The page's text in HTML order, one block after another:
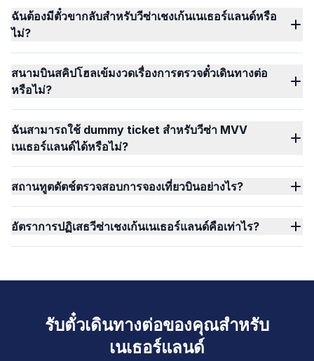
ฉันต้องมีตั๋วขากลับสำหรับวีซ่าเชงเก้นเนเธอร์แลนด์หรือ
ไม่?
สนามบินสคิปโฮลเข้มงวดเรื่องการตรวจตั๋วเดินทางต่อ
หรือไม่?
ฉันสามารถใช้ dummy ticket สำหรับวีซ่า MVV
เนเธอร์แลนด์ได้หรือไม่?
สถานทูตดัตช์ตรวจสอบการจองเที่ยวบินอย่างไร?
อัตราการปฏิเสธวีซ่าเชงเก้นเนเธอร์แลนด์คือเท่าไร?
รับตั๋วเดินทางต่อของคุณสำหรับ
เนเธอร์แลนด์